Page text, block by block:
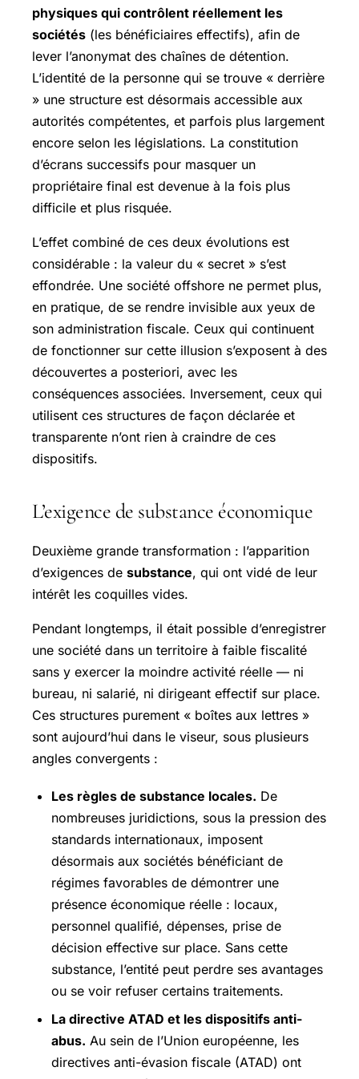
physiques qui contrôlent réellement les
sociétés (les bénéficiaires effectifs), afin de
lever l’anonymat des chaînes de détention.
L’identité de la personne qui se trouve « derrière
» une structure est désormais accessible aux
autorités compétentes, et parfois plus largement
encore selon les législations. La constitution
d’écrans successifs pour masquer un
propriétaire final est devenue à la fois plus
difficile et plus risquée.
L’effet combiné de ces deux évolutions est
considérable : la valeur du « secret » s’est
effondrée. Une société offshore ne permet plus,
en pratique, de se rendre invisible aux yeux de
son administration fiscale. Ceux qui continuent
de fonctionner sur cette illusion s’exposent à des
découvertes a posteriori, avec les
conséquences associées. Inversement, ceux qui
utilisent ces structures de façon déclarée et
transparente n’ont rien à craindre de ces
dispositifs.
L’exigence de substance économique
Deuxième grande transformation : l’apparition
d’exigences de substance, qui ont vidé de leur
intérêt les coquilles vides.
Pendant longtemps, il était possible d’enregistrer
une société dans un territoire à faible fiscalité
sans y exercer la moindre activité réelle — ni
bureau, ni salarié, ni dirigeant effectif sur place.
Ces structures purement « boîtes aux lettres »
sont aujourd’hui dans le viseur, sous plusieurs
angles convergents :
Les règles de substance locales. De
nombreuses juridictions, sous la pression des
standards internationaux, imposent
désormais aux sociétés bénéficiant de
régimes favorables de démontrer une
présence économique réelle : locaux,
personnel qualifié, dépenses, prise de
décision effective sur place. Sans cette
substance, l’entité peut perdre ses avantages
ou se voir refuser certains traitements.
La directive ATAD et les dispositifs anti-
abus. Au sein de l’Union européenne, les
directives anti-évasion fiscale (ATAD) ont